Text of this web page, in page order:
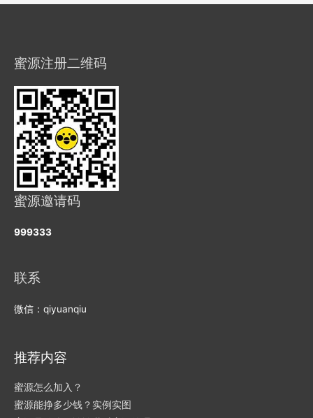
蜜源注册二维码
蜜源邀请码
999333
联系
微信：qiyuanqiu
推荐内容
蜜源怎么加入？
蜜源能挣多少钱？实例实图